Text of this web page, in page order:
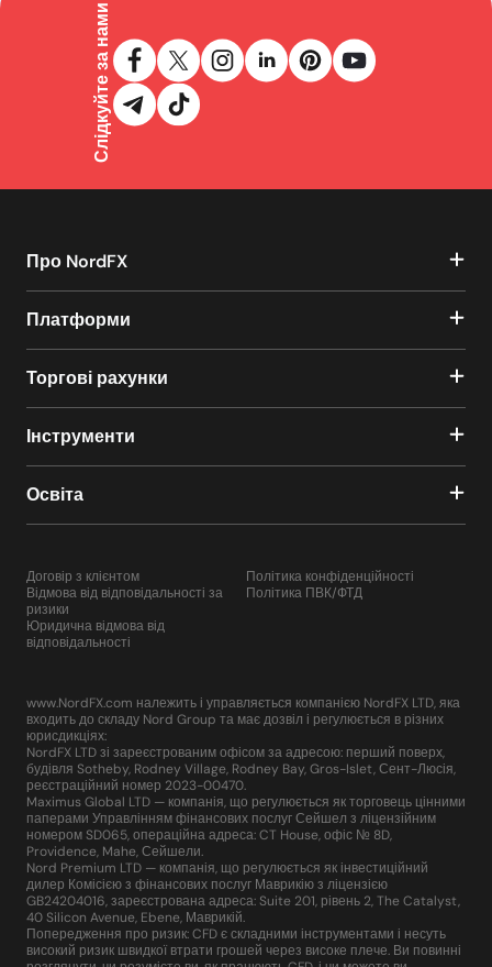
Слідкуйте за нами
Про NordFX
Платформи
Торгові рахунки
Інструменти
Освіта
Договір з клієнтом
Відмова від відповідальності за
ризики
Юридична відмова від
відповідальності
Політика конфіденційності
Політика ПВК/ФТД
www.NordFX.com належить і управляється компанією NordFX LTD, яка
входить до складу Nord Group та має дозвіл і регулюється в різних
юрисдикціях:
NordFX LTD зі зареєстрованим офісом за адресою: перший поверх,
будівля Sotheby, Rodney Village, Rodney Bay, Gros-Islet, Сент-Люсія,
реєстраційний номер 2023-00470.
Maximus Global LTD — компанія, що регулюється як торговець цінними
паперами Управлінням фінансових послуг Сейшел з ліцензійним
номером SD065, операційна адреса: CT House, офіс № 8D,
Providence, Mahe, Сейшели.
Nord Premium LTD — компанія, що регулюється як інвестиційний
дилер Комісією з фінансових послуг Маврикію з ліцензією
GB24204016, зареєстрована адреса: Suite 201, рівень 2, The Catalyst,
40 Silicon Avenue, Ebene, Маврикій.
Попередження про ризик: CFD є складними інструментами і несуть
високий ризик швидкої втрати грошей через високе плече. Ви повинні